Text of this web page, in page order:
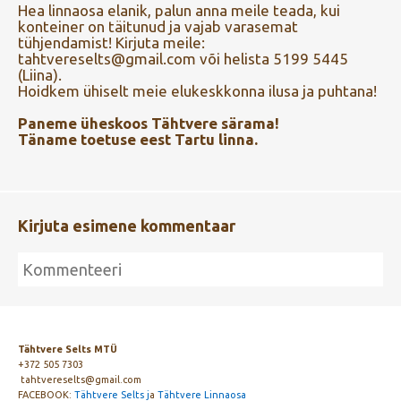
Hea linnaosa elanik, palun anna meile teada, kui
konteiner on täitunud ja vajab varasemat
tühjendamist! Kirjuta meile:
tahtvereselts@gmail.com või helista 5199 5445
(Liina).
Hoidkem ühiselt meie elukeskkonna ilusa ja puhtana!
Paneme üheskoos Tähtvere särama!
Täname toetuse eest Tartu linna.
Kirjuta esimene kommentaar
Tähtvere Selts MTÜ
+372 505 7303
tahtvereselts@gmail.com
FACEBOOK: Tähtvere Selts ja Tähtvere Linnaosa